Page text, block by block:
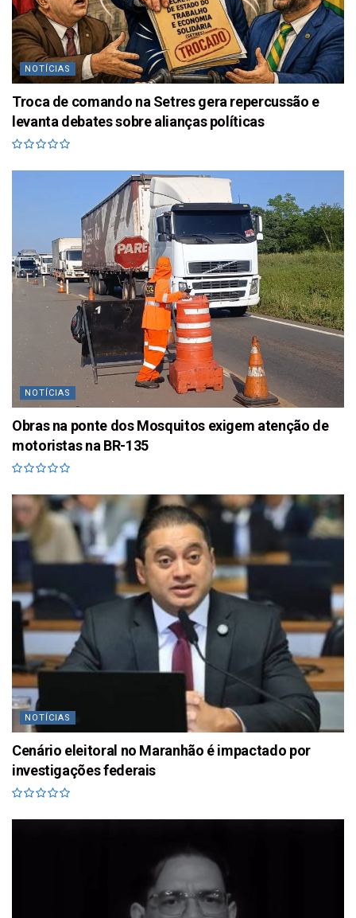
NOTÍCIAS
Troca de comando na Setres gera repercussão e
levanta debates sobre alianças políticas
NOTÍCIAS
Obras na ponte dos Mosquitos exigem atenção de
motoristas na BR-135
NOTÍCIAS
Cenário eleitoral no Maranhão é impactado por
investigações federais